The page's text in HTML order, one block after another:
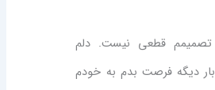
تصمیمم قطعی نیست. دلم
دیگه فرصت بدم به خودم